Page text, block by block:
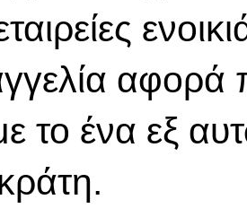
αφορά
το ένα εξ